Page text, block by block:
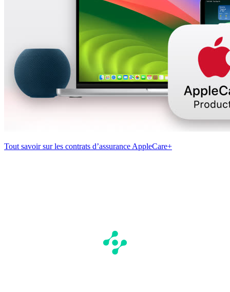
Tout savoir sur les contrats d’assurance AppleCare+